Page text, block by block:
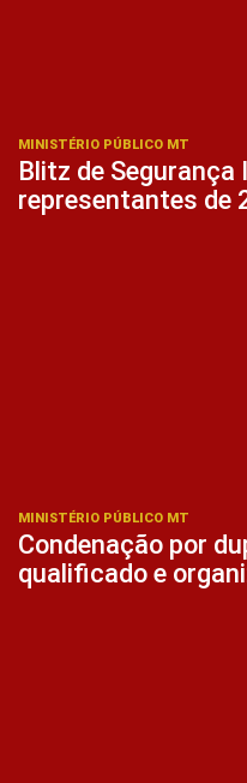
MINISTÉRIO PÚBLICO MT
Blitz de
representantes de
MINISTÉRIO PÚBLICO MT
Condenação por
qualificado e